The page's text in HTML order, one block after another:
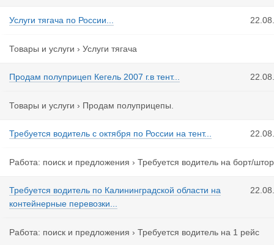
Услуги тягача по России...
Товары и услуги › Услуги тягача
Продам полуприцеп Кегель 2007 г.в тент...
Товары и услуги › Продам полуприцепы.
Требуется водитель с октября по России на тент...
Работа: поиск и предложения › Требуется водитель на борт/
Требуется водитель по Калининградской области на
контейнерные перевозки...
Работа: поиск и предложения › Требуется водитель на 1 рейс